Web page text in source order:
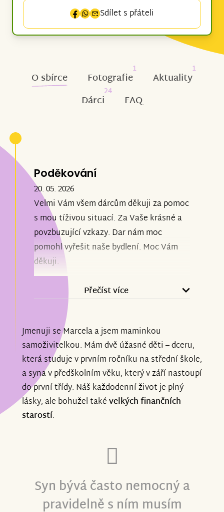
Sdílet s přáteli
O sbírce Fotografie
1
Aktuality
1
Dárci
24
FAQ
Poděkování
20. 05. 2026
Velmi Vám všem dárcům děkuji za pomoc
s mou tíživou situací. Za Vaše krásné a
povzbuzující vzkazy. Dar nám moc
pomohl vyřešit naše bydlení. Moc Vám
děkuji.
Přečíst více
Jmenuji se Marcela a jsem maminkou
samoživitelkou. Mám dvě úžasné děti – dceru,
která studuje v prvním ročníku na střední škole,
a syna v předškolním věku, který v září nastoupí
do první třídy. Náš každodenní život je plný
lásky, ale bohužel takévelkých finančních
starostí.
Syn bývá často nemocný a
pravidelně s ním musím